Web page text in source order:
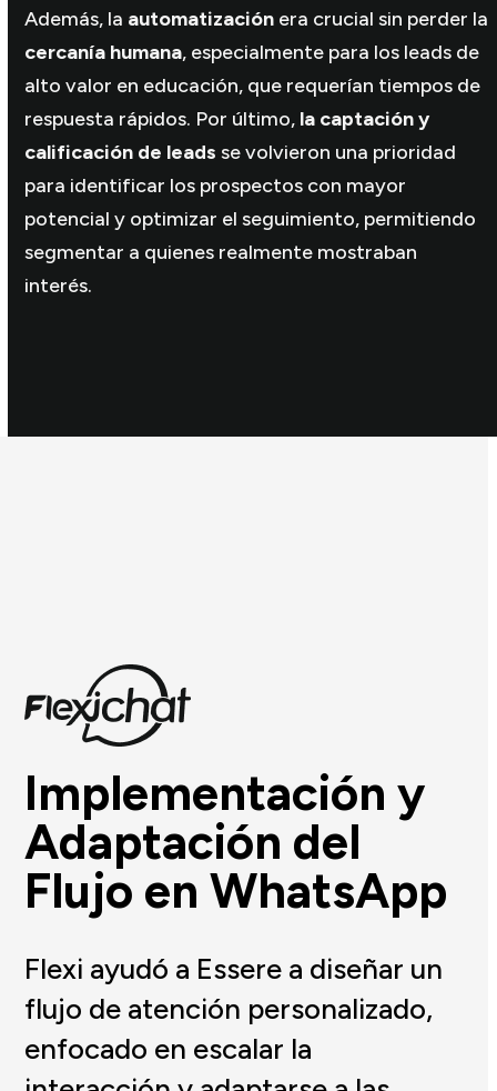
Además, la automatización era crucial sin perder la
cercanía humana, especialmente para los leads de
alto valor en educación, que requerían tiempos de
respuesta rápidos. Por último, la captación y
calificación de leads se volvieron una prioridad
para identificar los prospectos con mayor
potencial y optimizar el seguimiento, permitiendo
segmentar a quienes realmente mostraban
interés.
Implementación y
Adaptación del
Flujo en WhatsApp
Flexi ayudó a Essere a diseñar un
flujo de atención personalizado,
enfocado en escalar la